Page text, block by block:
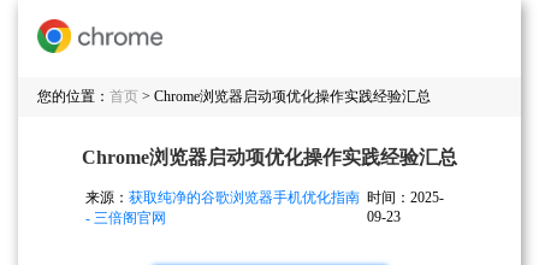
您的位置： 首页 > Chrome浏览器启动项优化操作实践经验汇总
Chrome浏览器启动项优化操作实践经验汇总
来源： 获取纯净的谷歌浏览器手机优化指南
- 三倍阁官网
时间：2025-
09-23